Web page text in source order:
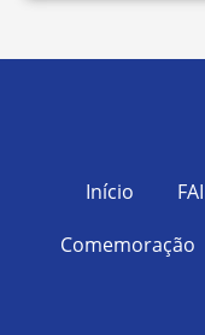
Início FAI
Comemoração